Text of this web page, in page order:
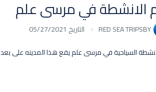
الانشطة في مرسى علم
BY
RED SEA TRIPS
التاريخ 05/27/2021
في مرسى علم يقع هذا المدينه على بعد 135 كم جنوب القصير و270 كم جنوب الغردقة. ونظرًا لقرب الأقصر وضريح أبو[...]